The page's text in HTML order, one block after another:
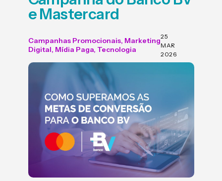
e Mastercard
Campanhas Promocionais, Marketing
Digital, Mídia Paga, Tecnologia
25
MAR
2026